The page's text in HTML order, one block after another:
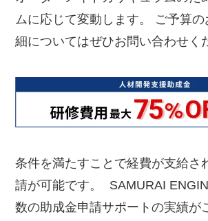
ムに応じて変動します。 ご予算
細についてはぜひお問い合わせく
条件を満たすことで経費が支給さ
請が可能です。 SAMURAI
数の助成金申請サポートの実績が